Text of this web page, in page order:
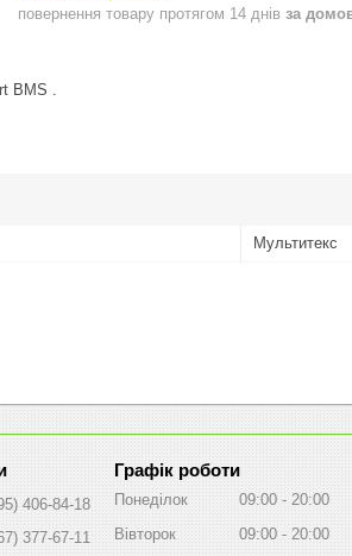
повернення товару протягом 14 днів за
BMS .
Мультитекс
406-84-18
377-67-11
Графік роботи
Понеділок 09:00
20:00
Вівторок
09:00
20:00